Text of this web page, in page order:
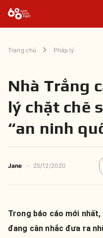
Trang chủ Pháp lý
Nhà Trắng
lý chặt chẽ
“an ninh
Jane - 25/12/2020
Trong báo cáo mới
đang cân nhắc đưa ra